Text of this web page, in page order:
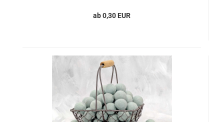
ab 0,30 EUR